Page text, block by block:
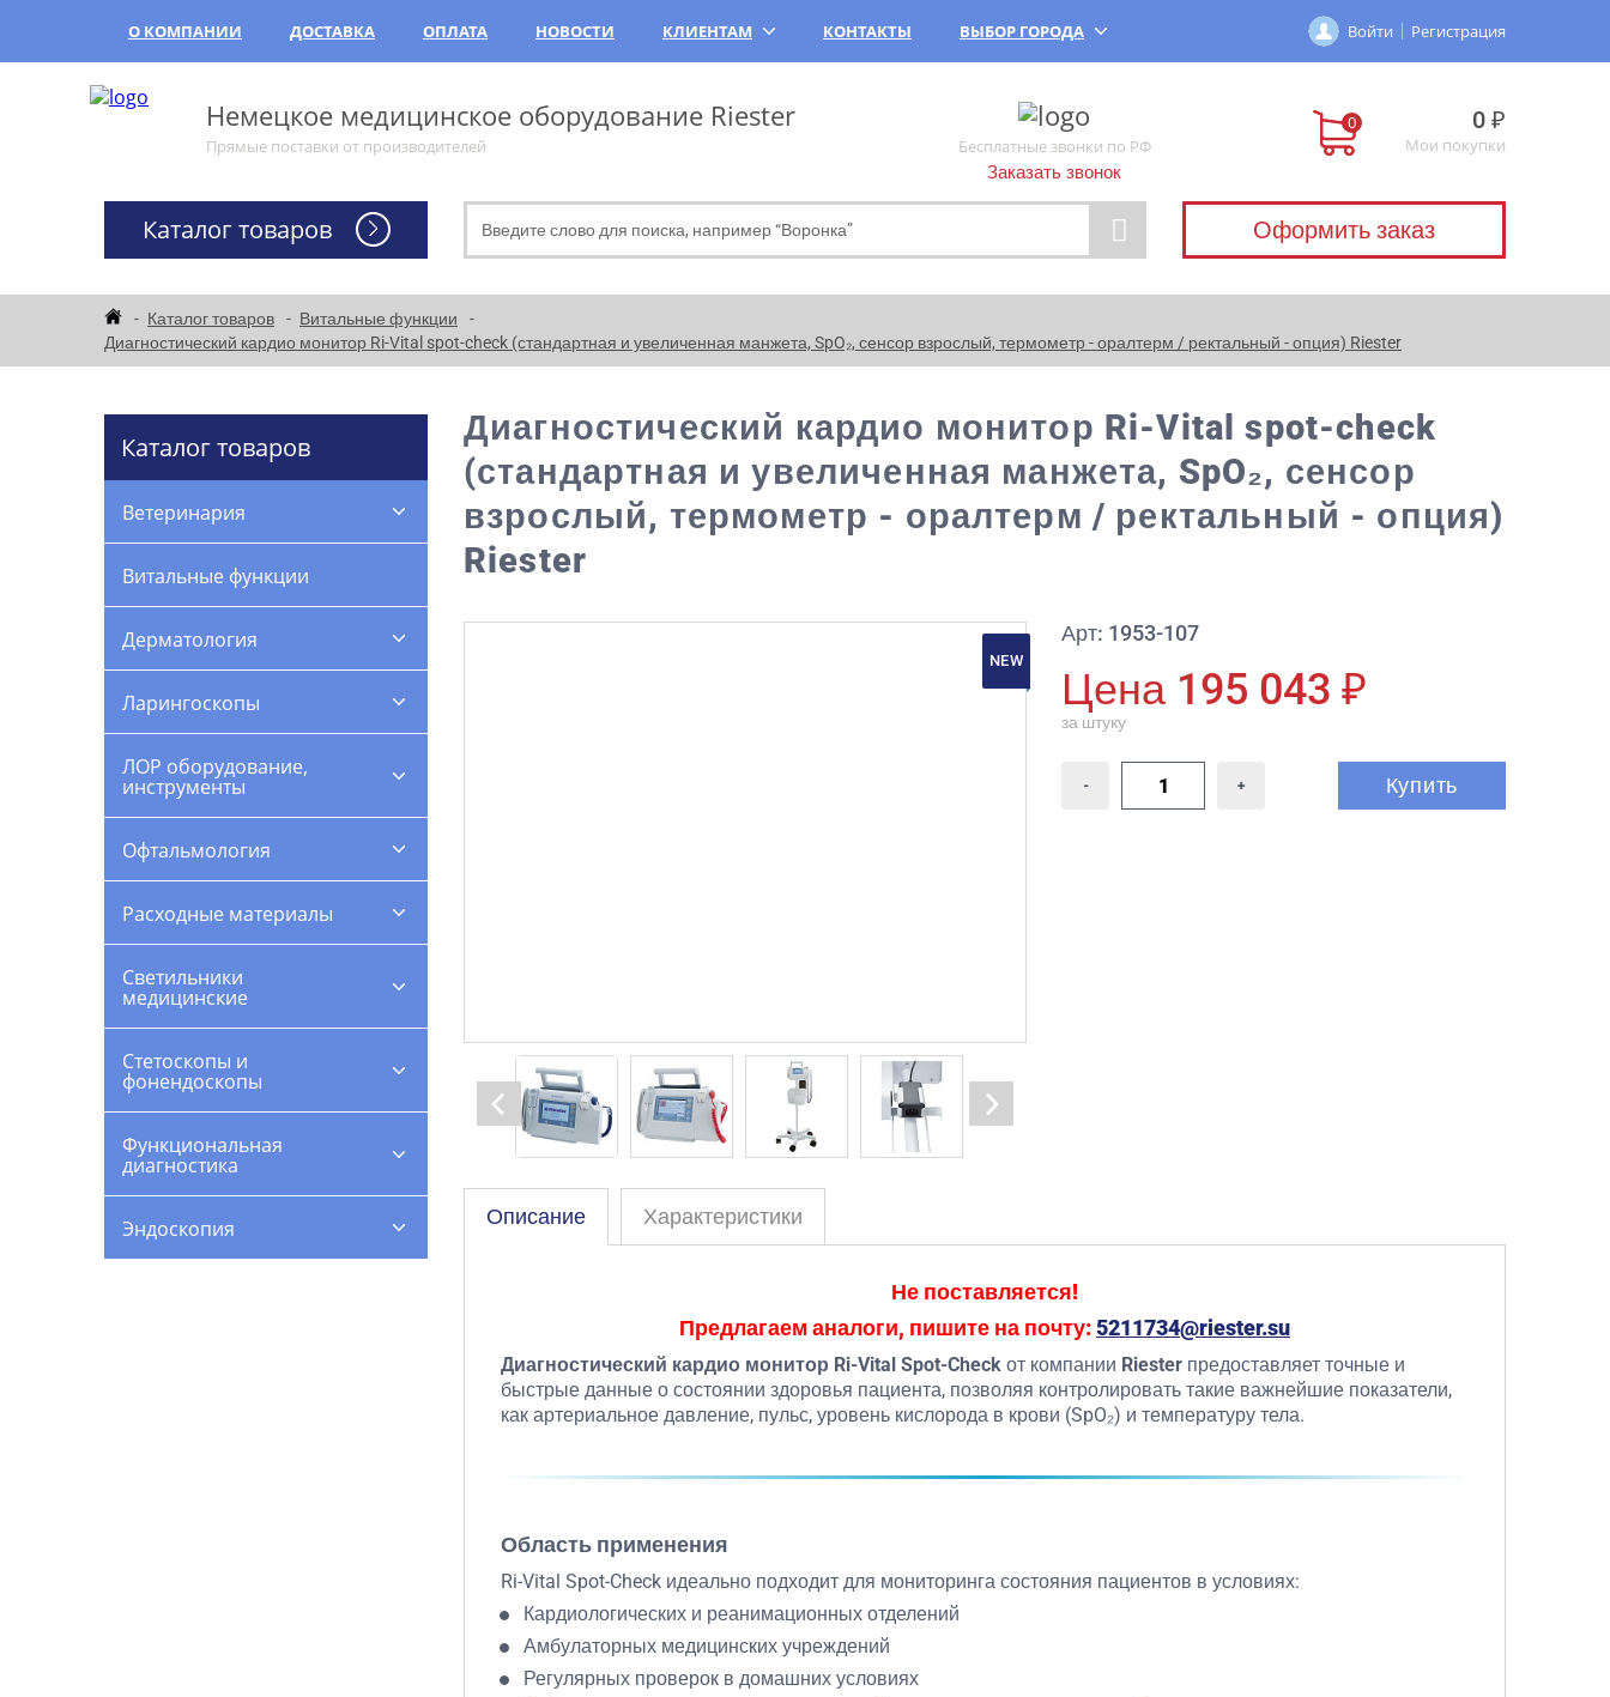
О КОМПАНИИ ДОСТАВКА ОПЛАТА НОВОСТИ КЛИЕНТАМ КОНТАКТЫ ВЫБОР ГОРОДА Войти Регистрация
Немецкое медицинское оборудование Riester
Прямые поставки от производителей
Бесплатные звонки по РФ
Заказать звонок
0 ₽
Мои покупки
Каталог товаров Оформить заказ
Каталог товаров
Витальные функции
Диагностический кардио монитор Ri-Vital spot-check (стандартная и увеличенная манжета, SpO₂, сенсор взрослый, термометр - оралтерм / ректальный - опция) Riester
Каталог товаров
Ветеринария
Витальные функции
Дерматология
Ларингоскопы
ЛОР оборудование,
инструменты
Офтальмология
Расходные материалы
Светильники
медицинские
Стетоскопы и
фонендоскопы
Функциональная
диагностика
Эндоскопия
Диагностический кардио монитор Ri-Vital spot-check
(стандартная и увеличенная манжета, SpO₂, сенсор
взрослый, термометр - оралтерм / ректальный - опция)
Riester
NEW
Арт: 1953-107
Цена 195 043 ₽
за штуку
- + Купить
Описание
Не поставляется!
Предлагаем аналоги, пишите на почту:5211734@riester.su
Диагностический кардио монитор Ri-Vital Spot-Check от компании Riester предоставляет точные и
быстрые данные о состоянии здоровья пациента, позволяя контролировать такие важнейшие показатели,
как артериальное давление, пульс, уровень кислорода в крови (SpO₂) и температуру тела.
Область применения
Ri-Vital Spot-Check идеально подходит для мониторинга состояния пациентов в условиях:
Кардиологических и реанимационных отделений
Амбулаторных медицинских учреждений
Регулярных проверок в домашних условиях
Характеристики